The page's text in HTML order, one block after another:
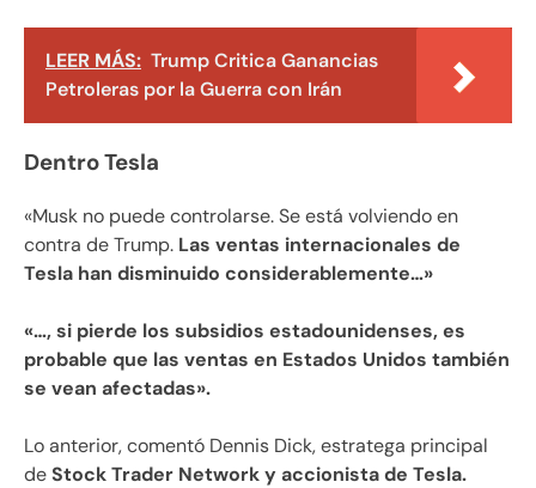
LEER MÁS: Trump Critica Ganancias
Petroleras por la Guerra con Irán
Dentro Tesla
«Musk no puede controlarse. Se está volviendo en
contra de Trump. Las ventas internacionales de
Tesla han disminuido considerablemente…»
«…, si pierde los subsidios estadounidenses, es
probable que las ventas en Estados Unidos también
se vean afectadas».
Lo anterior, comentó Dennis Dick, estratega principal
deStock Trader Network y accionista de Tesla.